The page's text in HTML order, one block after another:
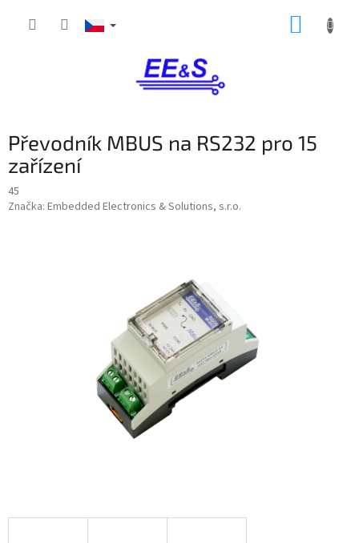
Převodník MBUS na RS232 pro 15
zařízení
45
Značka: Embedded Electronics & Solutions, s.r.o.